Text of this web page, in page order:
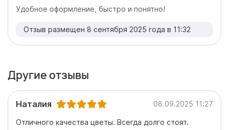
Удобное оформление, быстро и понятно!
Отзыв размещен 8 сентября 2025 года в 11:32
Другие отзывы
Наталия 08.09.2025 11:27
Отличного качества цветы. Всегда долго стоят.